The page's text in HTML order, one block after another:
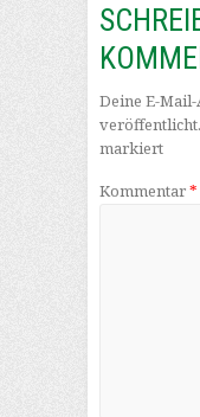
Deine E-
veröffentlicht.
markiert
Kommentar*